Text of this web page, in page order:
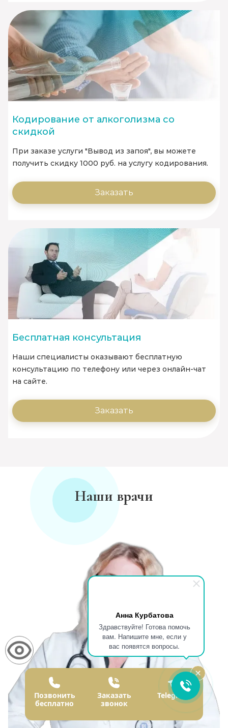
Анна Курбатова
Здравствуйте! Готова помочь
вам. Напишите мне, если у
вас появятся вопросы.
Кодирование от алкоголизма со
скидкой
При заказе услуги "Вывод из запоя", вы можете
получить скидку 1000 руб. на услугу кодирования.
Заказать
Бесплатная консультация
Наши специалисты оказывают бесплатную
консультацию по телефону или через онлайн-чат
на сайте.
Заказать
Наши врачи
Позвонить
бесплатно
Заказать
звонок
Telegram